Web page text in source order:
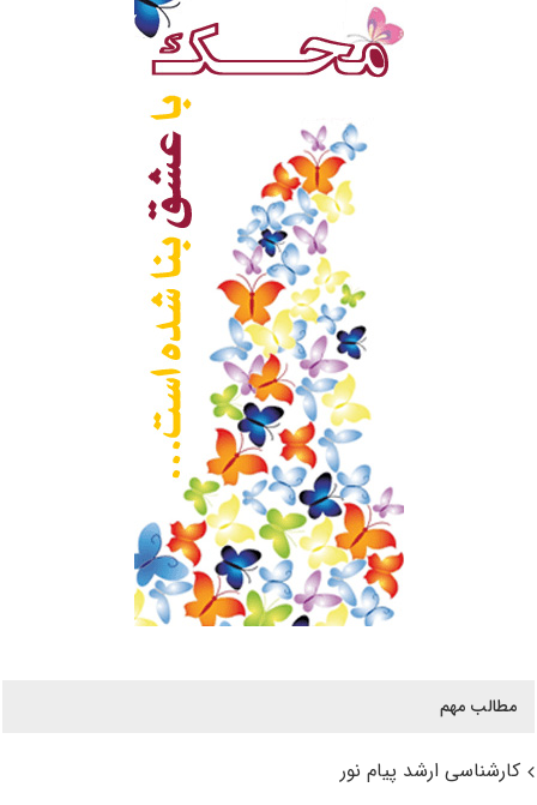
مطالب مهم
کارشناسی ارشد پیام نور